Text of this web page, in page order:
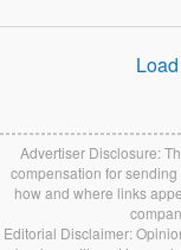
Advertiser Disclosure:
compensation for
how and where links
Editorial Disclaimer: